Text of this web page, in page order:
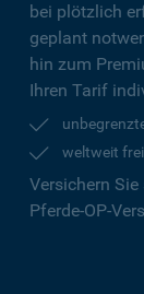
bei plötzlich
geplant
hin zum
Ihren Tarif
weltweit
Versichern
Pferde-OP-